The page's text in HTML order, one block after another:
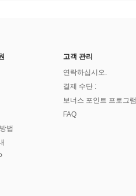
법
고객 관리
연락하십시오.
결제 수단 :
보너스 포인트 프로그램
FAQ